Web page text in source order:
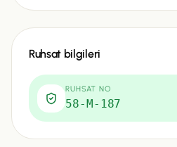
Ruhsat bilgileri
RUHSAT NO
58-M-187